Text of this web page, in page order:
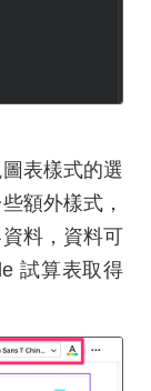
表樣式的選
額外樣式，
料，資料可
試算表取得